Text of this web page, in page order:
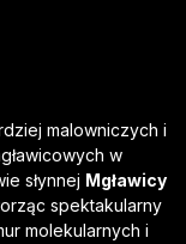
malowniczych i
w
słynnej Mgławicy
spektakularny
molekularnych i